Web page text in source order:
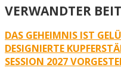
VERWANDTER
DAS GEHEIMNIS IST
DESIGNIERTE
SESSION 2027